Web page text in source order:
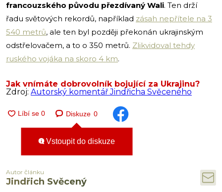
francouzského původu přezdívaný Wali. Ten drží
řadu světových rekordů, například zásah nepřítele na 3
540 metrů, ale ten byl později překonán ukrajinským
odstřelovačem, a to o 350 metrů. Zlikvidoval tehdy
ruského vojáka na skoro 4 km.
Jak vnímáte dobrovolník bojující za Ukrajinu?
Zdroj: Autorský komentář Jindřicha Svěceného
Diskuze 0
Vstoupit do diskuze
Autor článku
Jindřich Svěcený